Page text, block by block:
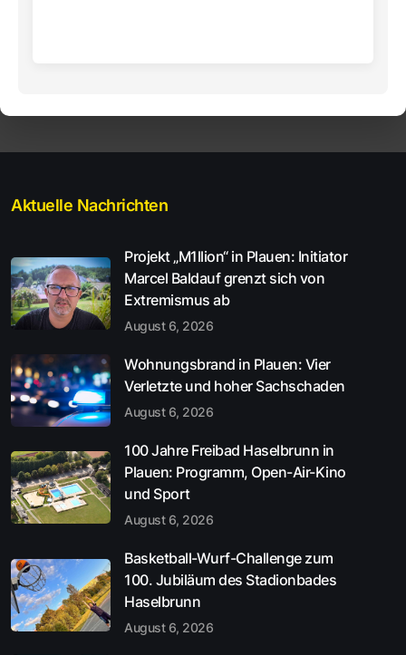
Aktuelle Nachrichten
Projekt „M1llion“ in Plauen: Initiator
Marcel Baldauf grenzt sich von
Extremismus ab
August 6, 2026
Wohnungsbrand in Plauen: Vier
Verletzte und hoher Sachschaden
August 6, 2026
100 Jahre Freibad Haselbrunn in
Plauen: Programm, Open-Air-Kino
und Sport
August 6, 2026
Basketball-Wurf-Challenge zum
100. Jubiläum des Stadionbades
Haselbrunn
August 6, 2026